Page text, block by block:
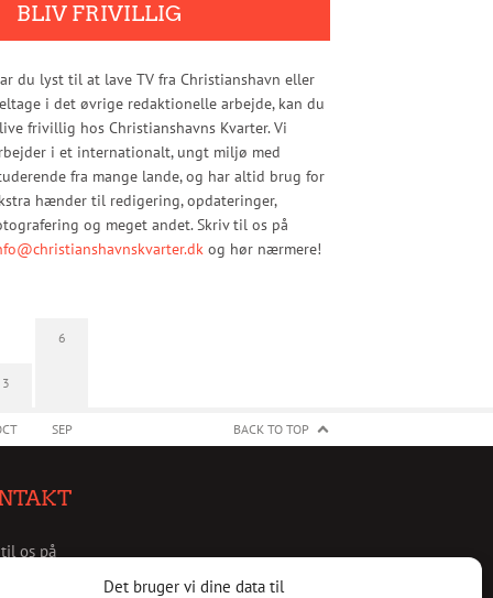
Det bruger vi dine data til
BLIV FRIVILLIG
du lyst til at lave TV fra Christianshavn eller
i det øvrige redaktionelle arbejde, kan du
frivillig hos Christianshavns Kvarter. Vi
i et internationalt, ungt miljø med
fra mange lande, og har altid brug for
hænder til redigering, opdateringer,
og meget andet. Skriv til os på
og hør nærmere!
3
6
SEP BACK TO TOP
os på